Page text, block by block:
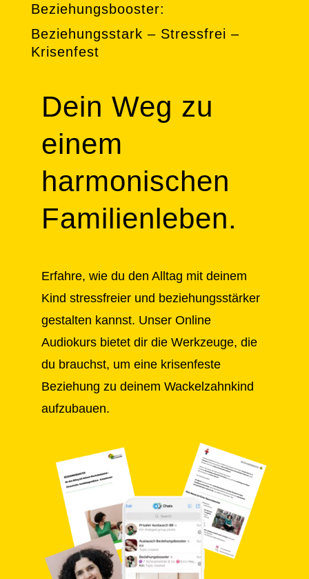
Beziehungsbooster:
Beziehungsstark – Stressfrei –
Krisenfest
Dein Weg zu
einem
harmonischen
Familienleben.
Erfahre, wie du den Alltag mit deinem
Kind stressfreier und beziehungsstärker
gestalten kannst. Unser Online
Audiokurs bietet dir die Werkzeuge, die
du brauchst, um eine krisenfeste
Beziehung zu deinem Wackelzahnkind
aufzubauen.